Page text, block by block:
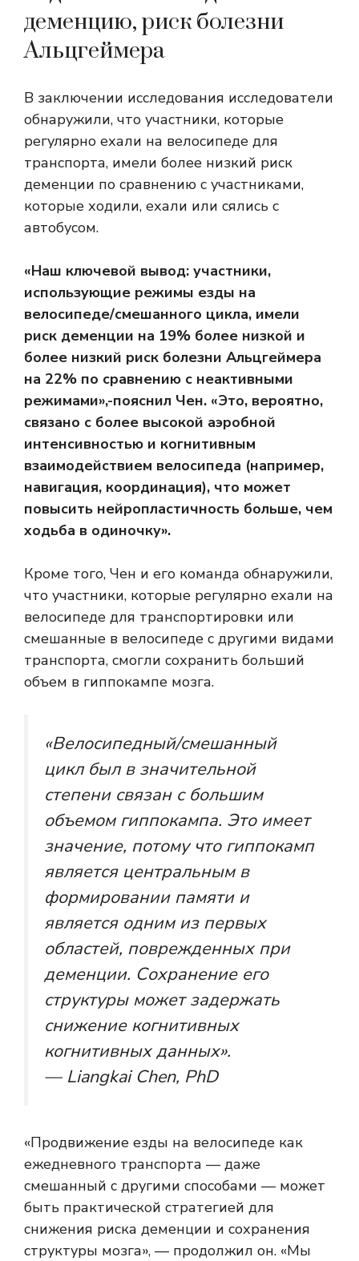
деменцию, риск болезни
Альцгеймера
В заключении исследования исследователи
обнаружили, что участники, которые
регулярно ехали на велосипеде для
транспорта, имели более низкий риск
деменции по сравнению с участниками,
которые ходили, ехали или сялись с
автобусом.
«Наш ключевой вывод: участники,
использующие режимы езды на
велосипеде/смешанного цикла, имели
риск деменции на 19% более низкой и
более низкий риск болезни Альцгеймера
на 22% по сравнению с неактивными
режимами»,-пояснил Чен. «Это, вероятно,
связано с более высокой аэробной
интенсивностью и когнитивным
взаимодействием велосипеда (например,
навигация, координация), что может
повысить нейропластичность больше, чем
ходьба в одиночку».
Кроме того, Чен и его команда обнаружили,
что участники, которые регулярно ехали на
велосипеде для транспортировки или
смешанные в велосипеде с другими видами
транспорта, смогли сохранить больший
объем в гиппокампе мозга.
«Велосипедный/смешанный
цикл был в значительной
степени связан с большим
объемом гиппокампа. Это имеет
значение, потому что гиппокамп
является центральным в
формировании памяти и
является одним из первых
областей, поврежденных при
деменции. Сохранение его
структуры может задержать
снижение когнитивных
когнитивных данных».
— Liangkai Chen, PhD
«Продвижение езды на велосипеде как
ежедневного транспорта — даже
смешанный с другими способами — может
быть практической стратегией для
снижения риска деменции и сохранения
структуры мозга», — продолжил он. «Мы